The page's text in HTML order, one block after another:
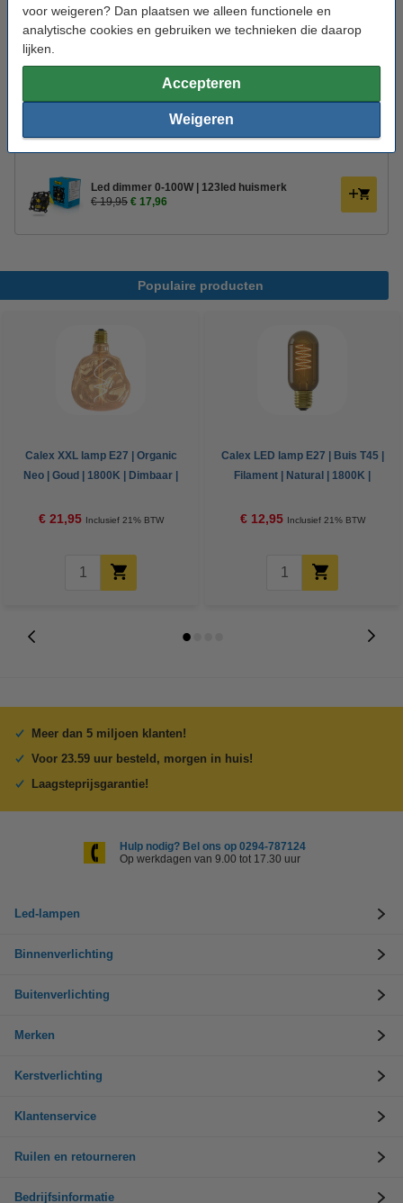
voor weigeren? Dan plaatsen we alleen functionele en
analytische cookies en gebruiken we technieken die daarop
lijken.
Accepteren
Weigeren
Branduren: 15.000 uur
Energielabel: n.v.t.
Handleiding: Handleiding
Oud voor nieuw: uw oude apparaat
Bestel mee:
Led dimmer 0-100W | 123led huismerk
€ 19,95 € 17,96
Populaire producten
Calex XXL lamp E27 | Organic
Neo | Goud | 1800K | Dimbaar |
€ 21,95 Inclusief 21% BTW
Calex LED lamp E27 | Buis T45 |
Filament | Natural | 1800K |
€ 12,95 Inclusief 21% BTW
Meer dan 5 miljoen klanten!
Voor 23.59 uur besteld, morgen in huis!
Laagsteprijsgarantie!
Hulp nodig? Bel ons op 0294-787124
Op werkdagen van 9.00 tot 17.30 uur
Led-lampen
Binnenverlichting
Buitenverlichting
Merken
Kerstverlichting
Klantenservice
Ruilen en retourneren
Bedrijfsinformatie